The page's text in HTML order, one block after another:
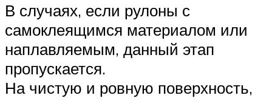
В случаях, если рулоны с
самоклеящимся материалом или
наплавляемым, данный этап
пропускается.
На чистую и ровную поверхность,